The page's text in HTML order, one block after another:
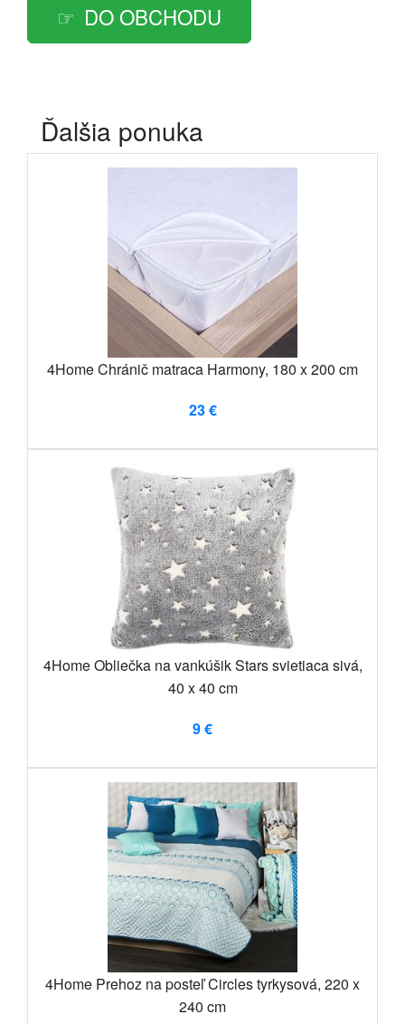
DO OBCHODU
Ďalšia ponuka
4Home Chránič matraca Harmony, 180 x 200 cm
23 €
4Home Obliečka na vankúšik Stars svietiaca sivá,
40 x 40 cm
9 €
4Home Prehoz na posteľ Circles tyrkysová, 220 x
240 cm